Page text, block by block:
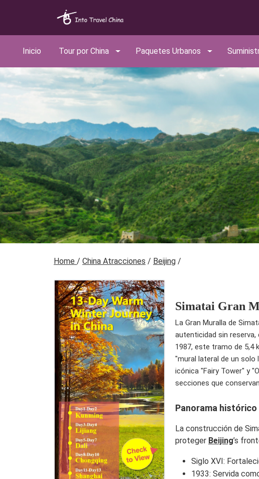
Inicio Tour por China Paquetes Urbanos
Home / China Atracciones / Beijing /
Simatai Gran
La Gran Muralla de
autenticidad sin
1987, este tramo de 5,4
"mural lateral de un solo
icónica "Fairy Tower" y
secciones que
Panorama histórico
La construcción de
proteger Beijing’s
Siglo XVI:
1933: Servida